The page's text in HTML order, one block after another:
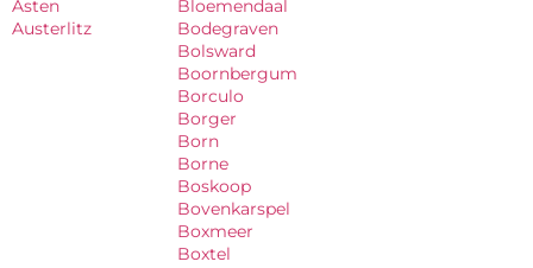
Asten
Austerlitz
Bloemendaal
Bodegraven
Bolsward
Boornbergum
Borculo
Borger
Born
Borne
Boskoop
Bovenkarspel
Boxmeer
Boxtel